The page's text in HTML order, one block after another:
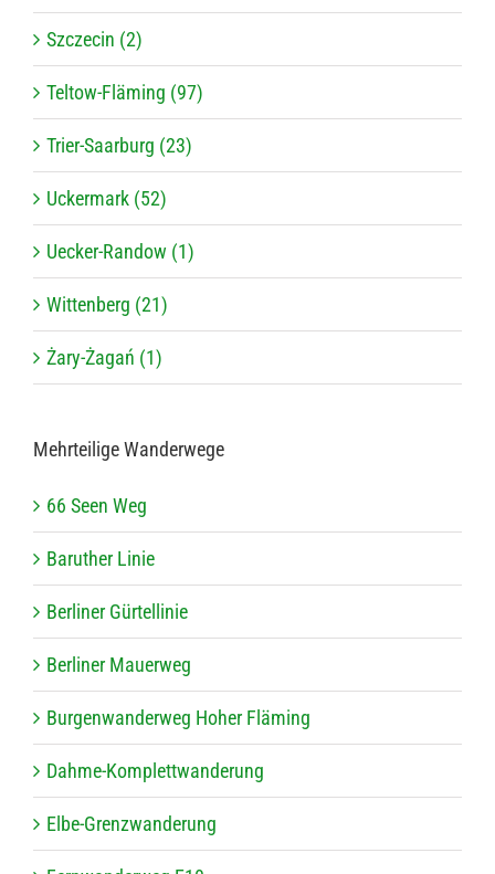
Szczecin (2)
Teltow-Fläming (97)
Trier-Saarburg (23)
Uckermark (52)
Uecker-Randow (1)
Wittenberg (21)
Żary-Żagań (1)
Mehr­tei­lige Wanderwege
66 Seen Weg
Baru­ther Linie
Ber­li­ner Gürtellinie
Ber­li­ner Mauerweg
Bur­gen­wan­der­weg Hoher Fläming
Dahme-Kom­plett­wan­de­rung
Elbe-Grenz­wan­de­rung